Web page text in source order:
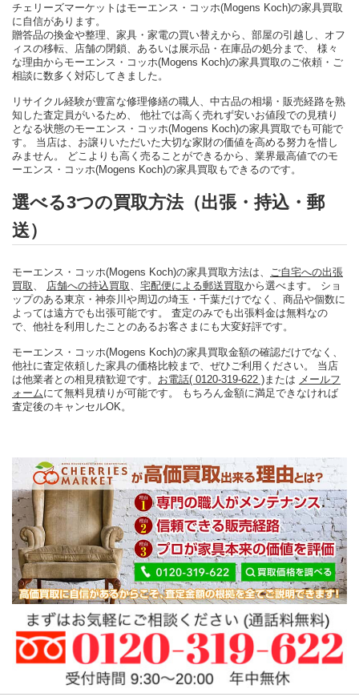
チェリーズマーケットはモーエンス・コッホ(Mogens Koch)の家具買取
に自信があります。
贈答品の換金や整理、家具・家電の買い替えから、部屋の引越し、オフ
ィスの移転、店舗の閉鎖、あるいは展示品・在庫品の処分まで、 様々
な理由からモーエンス・コッホ(Mogens Koch)の家具買取のご依頼・ご
相談に数多く対応してきました。
リサイクル経験が豊富な修理修繕の職人、中古品の相場・販売経路を熟
知した査定員がいるため、 他社では高く売れず安いお値段での見積り
となる状態のモーエンス・コッホ(Mogens Koch)の家具買取でも可能で
す。 当店は、お譲りいただいた大切な家財の価値を高める努力を惜し
みません。 どこよりも高く売ることができるから、業界最高値でのモ
ーエンス・コッホ(Mogens Koch)の家具買取もできるのです。
選べる3つの買取方法（出張・持込・郵
送）
モーエンス・コッホ(Mogens Koch)の家具買取方法は、
ご自宅への出張
買取
店舗への持込買取 宅配便による郵送買取から選べます。 ショ
ップのある東京・神奈川や周辺の埼玉・千葉だけでなく、商品や個数に
よっては遠方でも出張可能です。 査定のみでも出張料金は無料なの
で、他社を利用したことのあるお客さまにも大変好評です。
モーエンス・コッホ(Mogens Koch)の家具買取金額の確認だけでなく、
他社に査定依頼した家具の価格比較まで、ぜひご利用ください。 当店
は他業者との相見積歓迎です。 お電話( 0120-319-622 ) または メールフ
ォームにて無料見積りが可能です。 もちろん金額に満足できなければ
査定後のキャンセルOK。